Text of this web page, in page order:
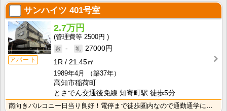
サンハイツ 401号室
アパート
2.7万円
2500円
-
27000円
1R
21.45㎡
1989年4月
（築37年）
高知市稲荷町
とさでん交通後免線 知寄町駅 徒歩5分
南向きバルコニー日当り良好！電停まで徒歩圏内なので通勤通学に便利です！2面採光で風通しの良いお部屋！